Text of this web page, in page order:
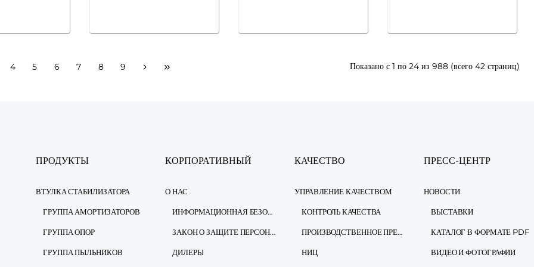
4 5 6 7 8 9 Показано с 1 по 24 из 988 (всего 42 страниц)
ПРОДУКТЫ
ВТУЛКА СТАБИЛИЗАТОРА
ГРУППА АМОРТИЗАТОРОВ
ГРУППА ОПОР
ГРУППА ПЫЛЬНИКОВ
КОРПОРАТИВНЫЙ
О НАС
ИНФОРМАЦИОННАЯ БЕЗОПАСНОСТЬ
ЗАКОН О ЗАЩИТЕ ПЕРСОНАЛЬНЫХ ДАННЫХ
ДИЛЕРЫ
КАЧЕСТВО
УПРАВЛЕНИЕ КАЧЕСТВОМ
КОНТРОЛЬ КАЧЕСТВА
ПРОИЗВОДСТВЕННОЕ ПРЕДПРИЯТИЕ
НИЦ
ПРЕСС-ЦЕНТР
НОВОСТИ
ВЫСТАВКИ
КАТАЛОГ В ФОРМАТЕ PDF
ВИДЕО И ФОТОГРАФИИ